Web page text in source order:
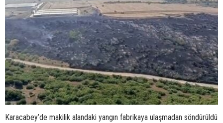
Karacabey’de makilik alandaki yangın fabrikaya ulaşmadan söndürüldü